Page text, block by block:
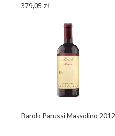
Barolo Parussi Massolino 2012
379,05 zł